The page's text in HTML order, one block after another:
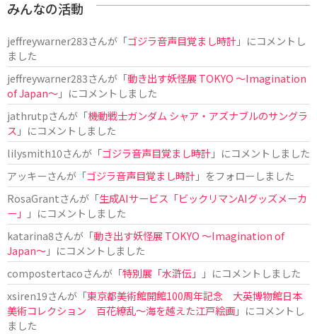
みんなの活動
jeffreywarner283さんが「ゴジラ音声目覚まし時計」にコメントし
ました
jeffreywarner283さんが「動き出す妖怪展 TOKYO 〜Imagination
of Japan〜」にコメントしました
jathrutpさんが「機動戦士ガンダム シャア・アズナブルのサングラ
ス 」にコメントしました
lilysmith10さんが「ゴジラ音声目覚まし時計」にコメントしました
アッキーさんが「ゴジラ音声目覚まし時計」をフォローしました
RosaGrantさんが「生成AIサービス「ビックリマンAIグッズメーカ
ー」
」にコメントしました
katarina8さんが「動き出す妖怪展 TOKYO 〜Imagination of
Japan〜」にコメントしました
compostertacoさんが「特別展「水滸伝」
」にコメントしました
xsiren19さんが「東京都美術館開館100周年記念 大英博物館日本
美術コレクション 百花繚乱～海を越えた江戸絵画」にコメントし
ました